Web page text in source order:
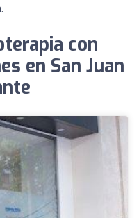
con
en San Juan